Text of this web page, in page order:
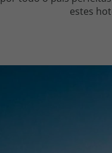
estes